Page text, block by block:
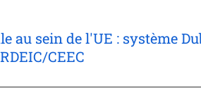
au sein de l'UE : système
CEEC